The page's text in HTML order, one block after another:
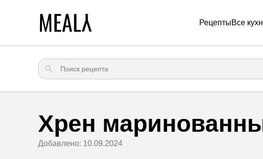
РецептыВсе
Хрен
Добавлено: 10.09.2024